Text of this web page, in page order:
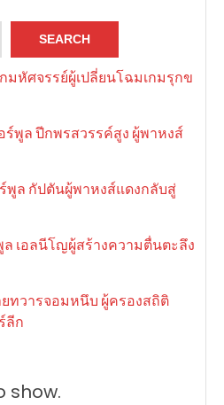
SEARCH
กมหัศจรรย์ผู้เปลี่ยนโฉมเกมรุกข
อร์พูล ปีกพรสวรรค์สูง ผู้พาหงส์
ร์พูล กัปตันผู้พาหงส์แดงกลับสู่
พูล เอลนีโญผู้สร้างความตื่นตะลึง
ยทวารจอมหนึบ ผู้ครองสถิติ
ลีก
show.